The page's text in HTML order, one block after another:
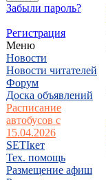
Забыли пароль?
Регистрация
Меню
Новости
Новости читателей
Форум
Доска объявлений
Расписание
автобусов с
15.04.2026
SETIкет
Тех. помощь
Размещение афиш